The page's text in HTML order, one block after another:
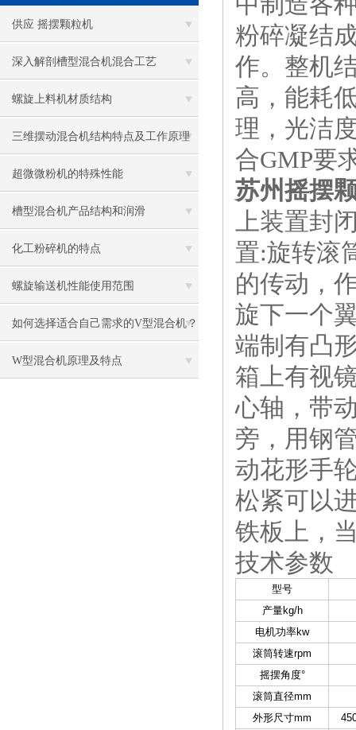
供应 摇摆颗粒机
深入解剖槽型混合机混合工艺
螺旋上料机材质结构
三维摆动混合机结构特点及工作原理
超微微粉机的特殊性能
槽型混合机产品结构和润滑
化工粉碎机的特点
螺旋输送机性能使用范围
如何选择适合自己需求的V型混合机？
W型混合机原理及特点
粉碎凝结
作。整机
高，能耗
理，光洁
合GMP要
苏州摇摆
上装置封
置:旋转滚
的传动，
旋下一个
端制有凸
箱上有视
心轴，带
旁，用钢
动花形手
松紧可以
铁板上，
技术参数
型号
产量kg/h
电机功率kw
滚筒转速rpm
摇摆角度°
滚筒直径mm
外形尺寸mm